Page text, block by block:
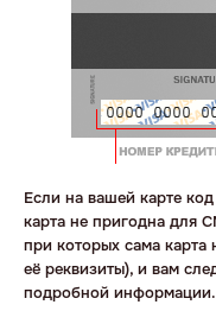
Если на вашей карте
карта не пригодна для
при которых сама карта
её реквизиты), и вам
подробной информации.